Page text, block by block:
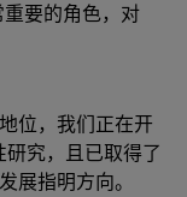
要的角色，对
位，我们正在开
究，且已取得了
展指明方向。